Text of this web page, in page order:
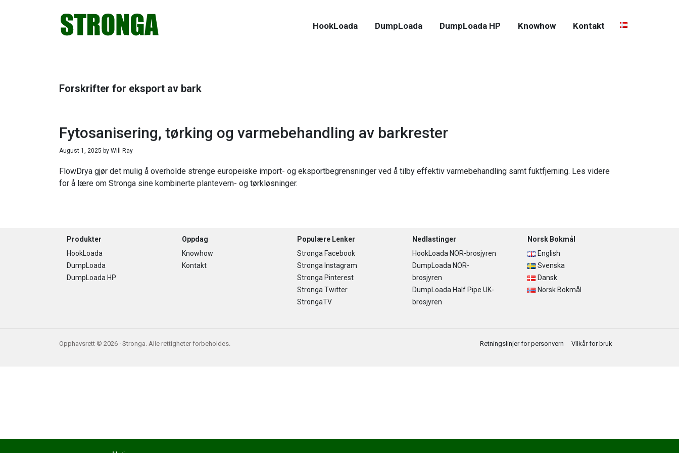
HookLoada DumpLoada DumpLoada HP Knowhow Kontakt
Forskrifter for eksport av bark
Fytosanisering, tørking og varmebehandling av barkrester
August 1, 2025 by Will Ray
FlowDrya gjør det mulig å overholde strenge europeiske import- og eksportbegrensninger ved å tilby effektiv varmebehandling samt fuktfjerning. Les videre
for å lære om Stronga sine kombinerte plantevern- og tørkløsninger.
Footer
Produkter
HookLoada
DumpLoada
DumpLoada HP
Oppdag
Knowhow
Kontakt
Populære Lenker
Stronga Facebook
Stronga Instagram
Stronga Pinterest
Stronga Twitter
StrongaTV
Nedlastinger
HookLoada NOR-brosjyren
DumpLoada NOR-
brosjyren
DumpLoada Half Pipe UK-
brosjyren
Norsk Bokmål
English
Svenska
Dansk
Norsk Bokmål
Opphavsrett © 2026 · Stronga. Alle rettigheter forbeholdes. Retningslinjer for personvern Vilkår for bruk